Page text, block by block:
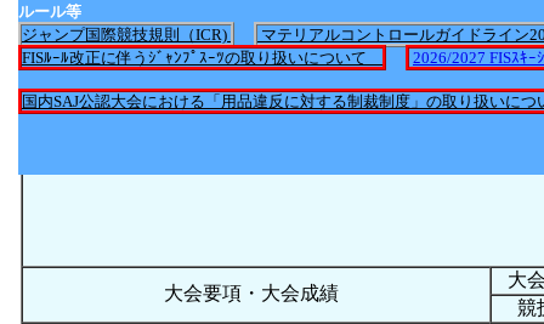
大会要項・大会成績
大
競
ルール等
ジャンプ国際競技規則（ICR)
マテリアルコントロールガイドライ
FISﾙｰﾙ改正に伴うｼﾞｬﾝﾌﾟｽｰﾂの取り扱いについて
2026/2027 FISｽｷ
国内SAJ公認大会における「用品違反に対する制裁制度」の取り扱いにつ